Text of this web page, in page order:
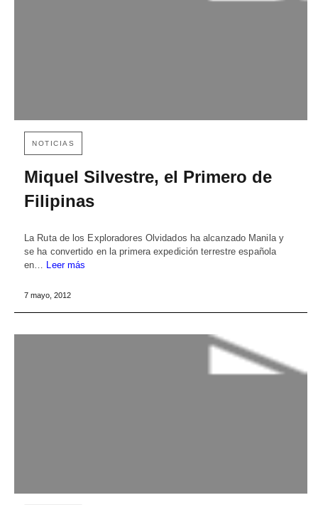
NOTICIAS
Miquel Silvestre, el Primero de
Filipinas
La Ruta de los Exploradores Olvidados ha alcanzado Manila y
se ha convertido en la primera expedición terrestre española
en… Leer más
7 mayo, 2012